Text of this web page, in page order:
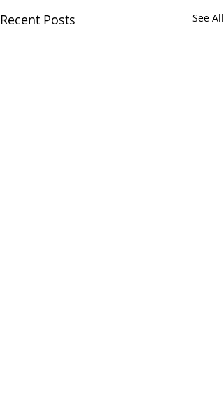
Recent Posts See All